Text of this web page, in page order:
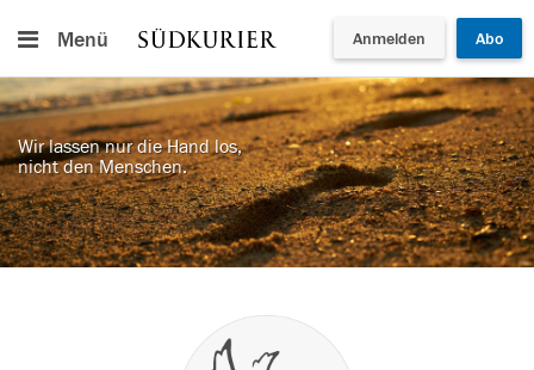
Menü Anmelden Abo
Wir lassen nur die Hand los,
nicht den Menschen.